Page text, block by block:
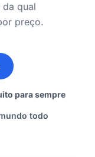
qual
preço.
para sempre
todo